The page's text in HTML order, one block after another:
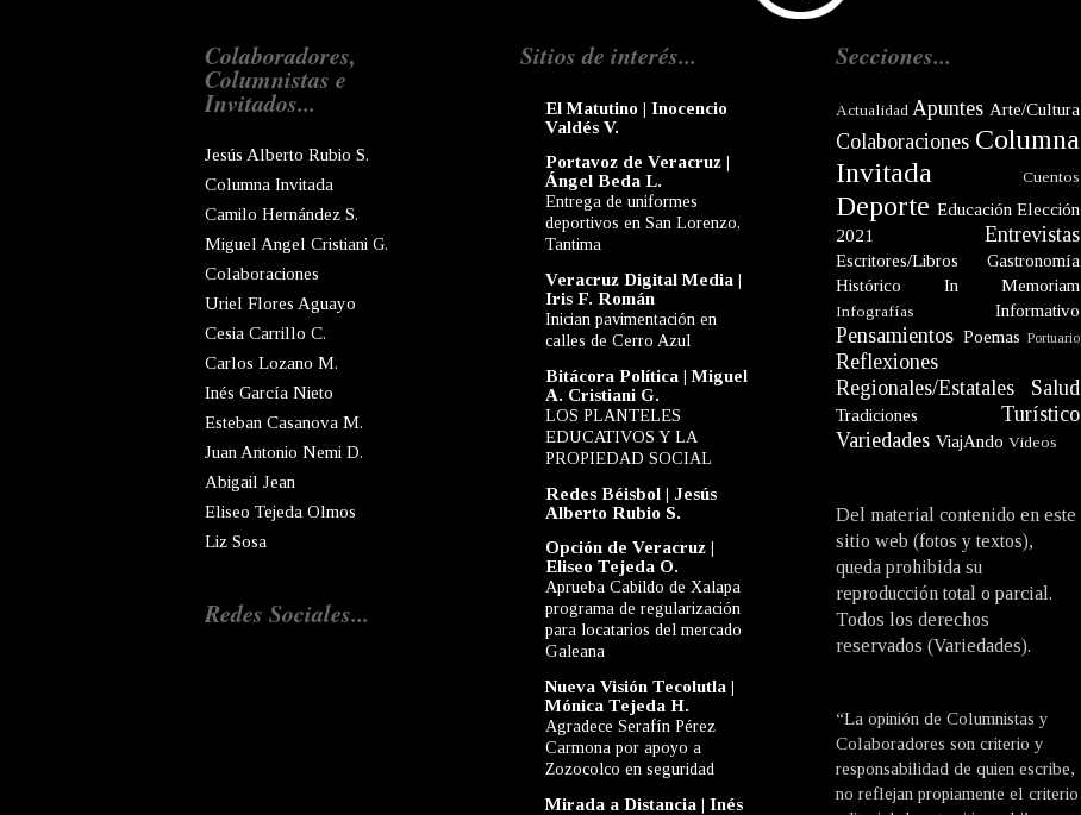
Colaboradores,
Columnistas e
Invitados...
Jesús Alberto Rubio S.
Columna Invitada
Camilo Hernández S.
Miguel Angel Cristiani G.
Colaboraciones
Uriel Flores Aguayo
Cesia Carrillo C.
Carlos Lozano M.
Inés García Nieto
Esteban Casanova M.
Juan Antonio Nemi D.
Abigail Jean
Eliseo Tejeda Olmos
Liz Sosa
Redes Sociales...
Sitios de interés...
El Matutino | Inocencio
Valdés V.
Portavoz de Veracruz |
Ángel Beda L.
Entrega de uniformes
deportivos en San Lorenzo,
Tantima
Veracruz Digital Media |
Iris F. Román
Inician pavimentación en
calles de Cerro Azul
Bitácora Política | Miguel
A. Cristiani G.
LOS PLANTELES
EDUCATIVOS Y LA
PROPIEDAD SOCIAL
Redes Béisbol | Jesús
Alberto Rubio S.
Opción de Veracruz |
Eliseo Tejeda O.
Aprueba Cabildo de Xalapa
programa de regularización
para locatarios del mercado
Galeana
Nueva Visión Tecolutla |
Mónica Tejeda H.
Agradece Serafín Pérez
Carmona por apoyo a
Zozocolco en seguridad
Mirada a Distancia | Inés
Secciones...
Actualidad Apuntes Arte/Cultura
Colaboraciones Columna
Invitada
Cuentos
Deporte Educación Elección
2021
Entrevistas
Escritores/Libros
Gastronomía
Histórico
In Memoriam
Infografías Informativo
Pensamientos Poemas Portuario
Reflexiones
Regionales/Estatales
Salud
Tradiciones
Turístico
Variedades ViajAndo Videos
Del material contenido en este
sitio web (fotos y textos),
queda prohibida su
reproducción total o parcial.
Todos los derechos
reservados (Variedades).
“La opinión de Columnistas y
Colaboradores son criterio y
responsabilidad de quien escribe,
no reflejan propiamente el criterio